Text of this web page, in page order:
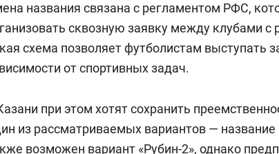
названия связана с регламентом РФС,
сквозную заявку между клубами
схема позволяет футболистам выступать
от спортивных задач.
при этом хотят сохранить
из рассматриваемых вариантов —
возможен вариант «Рубин-2», однако